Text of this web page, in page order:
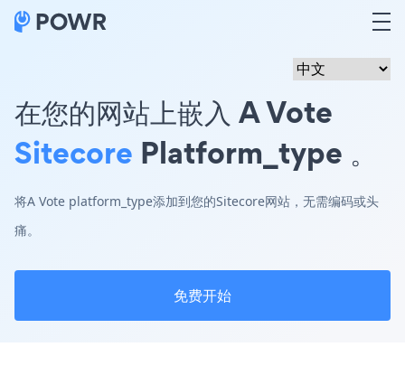
在您的网站上嵌入 A Vote
Sitecore Platform_type 。
将A Vote platform_type添加到您的Sitecore网站，无需编码或头
痛。
免费开始